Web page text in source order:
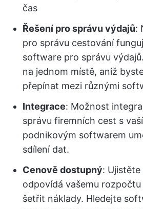
čas
Řešení pro správu výdajů:
pro správu cestování
software pro správu
na jednom místě, aniž
přepínat mezi různými
Integrace: Možnost
správu firemních cest s
podnikovým softwarem
sdílení dat.
Cenově dostupný:
odpovídá vašemu
šetřit náklady. Hledejte